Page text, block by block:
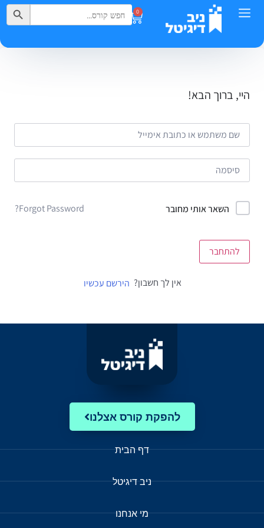
0
Search
for:
Search Button
היי, ברוך הבא!
השאר אותי מחובר Forgot Password?
להתחבר
אין לך חשבון? הירשם עכשיו
להפקת קורס אצלנו
דף הבית
ניב דיגיטל
מי אנחנו